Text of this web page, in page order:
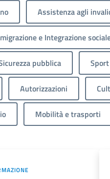
Assistenza agli
e Integrazione
pubblica
Autorizzazioni
Mobilità e trasporti